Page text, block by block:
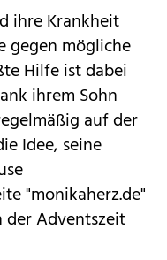
ihre Krankheit
gegen mögliche
Hilfe ist dabei
ihrem Sohn
auf der
Idee, seine
"monikaherz.de"
der Adventszeit